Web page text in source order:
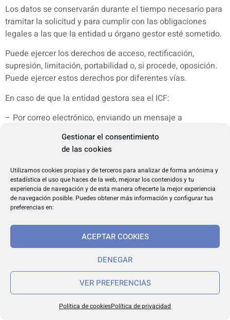
Gestionar el consentimiento
de las cookies
Utilizamos cookies propias y de terceros para analizar de forma anónima y
estadística el uso que haces de la web, mejorar los contenidos y tu
experiencia de navegación y de esta manera ofrecerte la mejor experiencia
de navegación posible. Puedes obtener más información y configurar tus
preferencias en:
ACEPTAR COOKIES
DENEGAR
VER PREFERENCIAS
Política de cookiesPolítica de privacidad
Los datos se conservarán durante el tiempo necesario para
tramitar la solicitud y para cumplir con las obligaciones
legales a las que la entidad u órgano gestor esté sometido.
Puede ejercer los derechos de acceso, rectificación,
supresión, limitación, portabilidad o, si procede, oposición.
Puede ejercer estos derechos por diferentes vías.
En caso de que la entidad gestora sea el ICF:
– Por correo electrónico, enviando un mensaje a
protecciodedades@icf.cat.
– Por escrito, a la dirección postal Gran Via de les Corts
– A través de los formularios de la web
http://www.icf.cat/ca/common/Privacitat/.
En todos los casos, siempre puede presentar la reclamación
pertinente ante el delegado de protección de datos del ICF
(dpoICF@icf.cat) o de la entidad u órgano gestor
correspondiente, o bien de la Autoridad Catalana de
Protección de Datos (www.apdcat.cat).
Para más información, consulte la política de privacidad del
ICF en www.icf.cat.